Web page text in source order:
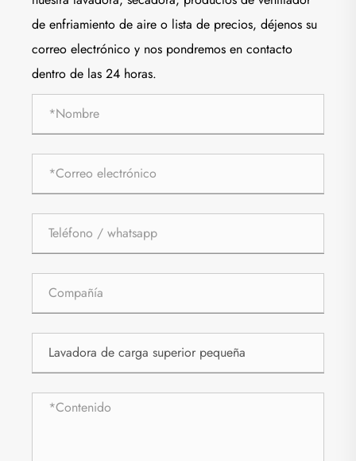
de enfriamiento de aire o lista de precios, déjenos su
correo electrónico y nos pondremos en contacto
dentro de las 24 horas.